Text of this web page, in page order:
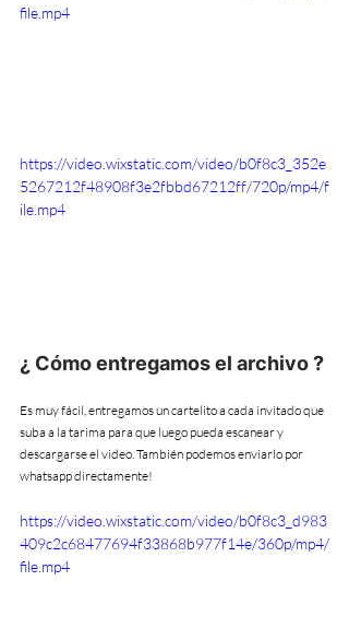
file.mp4
https://video.wixstatic.com/video/b0f8c3_352e
5267212f48908f3e2fbbd67212ff/720p/mp4/f
ile.mp4
¿ Cómo entregamos el archivo ?
Es muy fácil, entregamos un cartelito a cada invitado que
suba a la tarima para que luego pueda escanear y
descargarse el video. También podemos enviarlo por
whatsapp directamente!
https://video.wixstatic.com/video/b0f8c3_d983
409c2c68477694f33868b977f14e/360p/mp4/
file.mp4